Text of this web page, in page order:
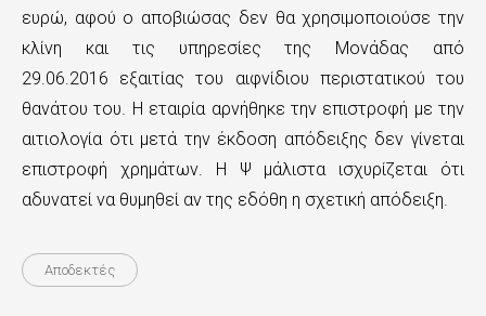
ευρώ, αφού ο αποβιώσας δεν θα χρησιμοποιούσε την
κλίνη και τις υπηρεσίες της Μονάδας από
29.06.2016 εξαιτίας του αιφνίδιου περιστατικού του
θανάτου του. Η εταιρία αρνήθηκε την επιστροφή με την
αιτιολογία ότι μετά την έκδοση απόδειξης δεν γίνεται
επιστροφή χρημάτων. Η Ψ μάλιστα ισχυρίζεται ότι
αδυνατεί να θυμηθεί αν της εδόθη η σχετική απόδειξη.
Αποδεκτές